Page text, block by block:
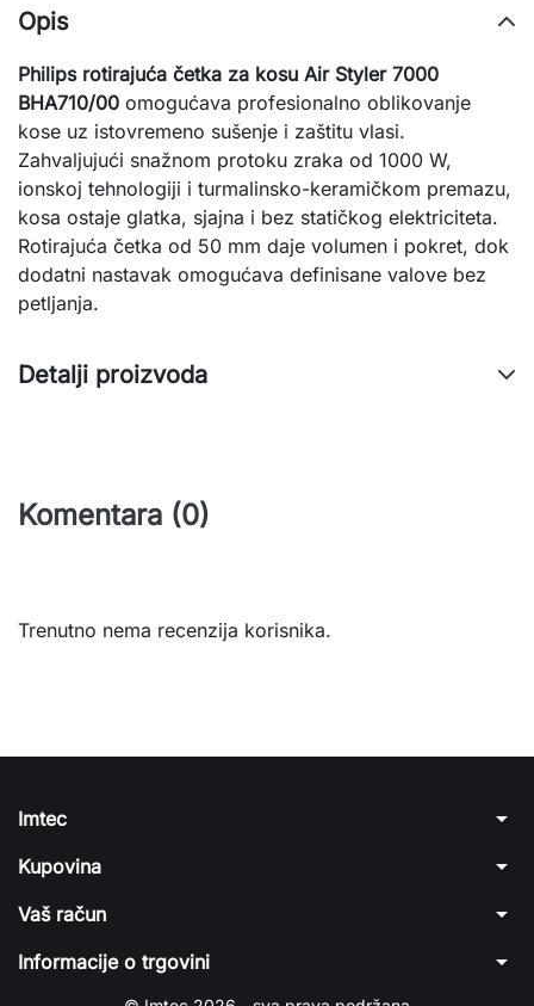
Opis
Philips rotirajuća četka za kosu Air Styler 7000
BHA710/00 omogućava profesionalno oblikovanje
kose uz istovremeno sušenje i zaštitu vlasi.
Zahvaljujući snažnom protoku zraka od 1000 W,
ionskoj tehnologiji i turmalinsko-keramičkom premazu,
kosa ostaje glatka, sjajna i bez statičkog elektriciteta.
Rotirajuća četka od 50 mm daje volumen i pokret, dok
dodatni nastavak omogućava definisane valove bez
petljanja.
Detalji proizvoda
Komentara (0)
Trenutno nema recenzija korisnika.
Imtec arrow_drop_down
Kupovina arrow_drop_down
Vaš račun arrow_drop_down
Informacije o trgovini arrow_drop_down